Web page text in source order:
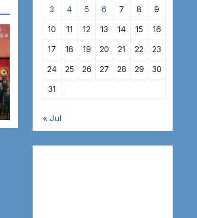
3 4 5 6 7 8 9
10 11 12 13 14 15 16
17 18 19 20 21 22 23
24 25 26 27 28 29 30
31
« Jul